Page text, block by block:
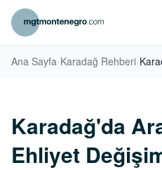
Ana Sayfa›Karadağ Rehberi›
Karadağ'da
Ehliyet